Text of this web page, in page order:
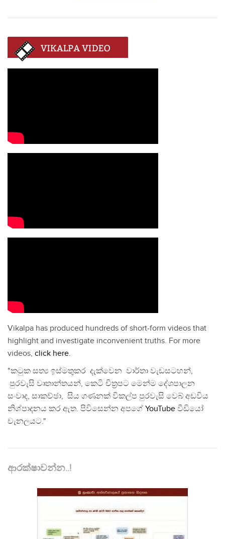
Vikalpa has produced hundreds of short-form videos that
highlight and investigate inconvenient truths. For more
videos, click here.
"කටුක සත්‍ය ඉස්මතුකර දැක්වෙන වාර්තා වැඩසටහන්,
පුරවැසි වෘතාන්තයන්, කෙටි චිත්‍රපට මෙන්ම දේශපාලන
සංවාද, සාකච්ඡා, සිය ගණනක් විකල්ප පුරවැසි වෙබ් අඩවිය
නිශ්පාදනය කර ඇත. පිවිසෙන්න අපගේ YouTube වීඩියෝ
චැනලයට."
ආරක්ෂාවන්න..!